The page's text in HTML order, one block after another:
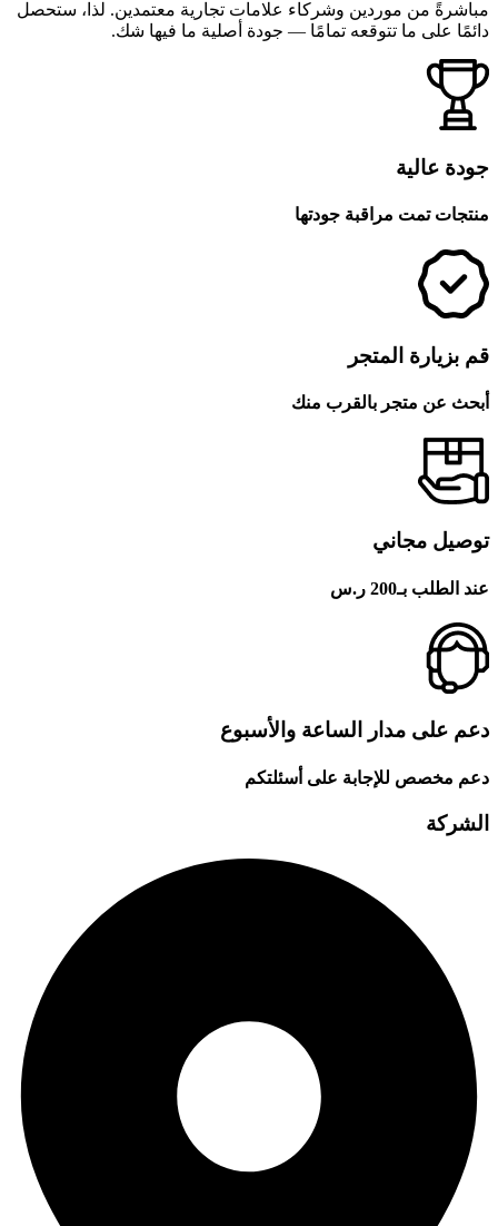
مباشرةً من موردين وشركاء علامات تجارية معتمدين. لذا، ستحصل
دائمًا على ما تتوقعه تمامًا — جودة أصلية ما فيها شك.
جودة عالية
منتجات تمت مراقبة جودتها
قم بزيارة المتجر
أبحث عن متجر بالقرب منك
توصيل مجاني
عند الطلب بـ200 ر.س
دعم على مدار الساعة والأسبوع
دعم مخصص للإجابة على أسئلتكم
الشركة